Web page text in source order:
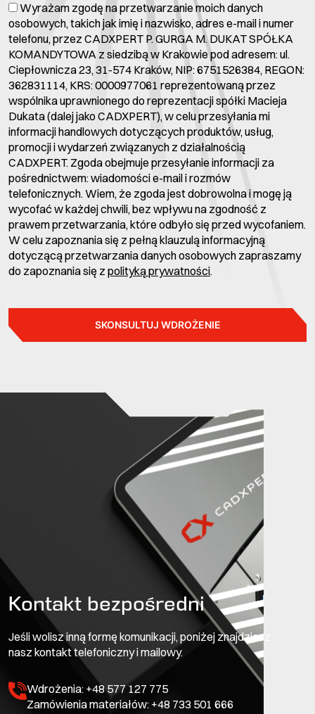
Wyrażam zgodę na przetwarzanie moich danych
osobowych, takich jak imię i nazwisko, adres e-mail i numer
telefonu, przez CADXPERT P. GURGA M. DUKAT SPÓŁKA
KOMANDYTOWA z siedzibą w Krakowie pod adresem: ul.
Ciepłownicza 23, 31-574 Kraków, NIP: 6751526384, REGON:
362831114, KRS: 0000977061 reprezentowaną przez
wspólnika uprawnionego do reprezentacji spółki Macieja
Dukata (dalej jako CADXPERT), w celu przesyłania mi
informacji handlowych dotyczących produktów, usług,
promocji i wydarzeń związanych z działalnością
CADXPERT. Zgoda obejmuje przesyłanie informacji za
pośrednictwem: wiadomości e-mail i rozmów
telefonicznych. Wiem, że zgoda jest dobrowolna i mogę ją
wycofać w każdej chwili, bez wpływu na zgodność z
prawem przetwarzania, które odbyło się przed wycofaniem.
W celu zapoznania się z pełną klauzulą informacyjną
dotyczącą przetwarzania danych osobowych zapraszamy
do zapoznania się z polityką prywatności.
SKONSULTUJ WDROŻENIE
Kontakt bezpośredni
Jeśli wolisz inną formę komunikacji, poniżej znajdziesz
nasz kontakt telefoniczny i mailowy.
Wdrożenia: +48 577 127 775
Zamówienia materiałów: +48 733 501 666